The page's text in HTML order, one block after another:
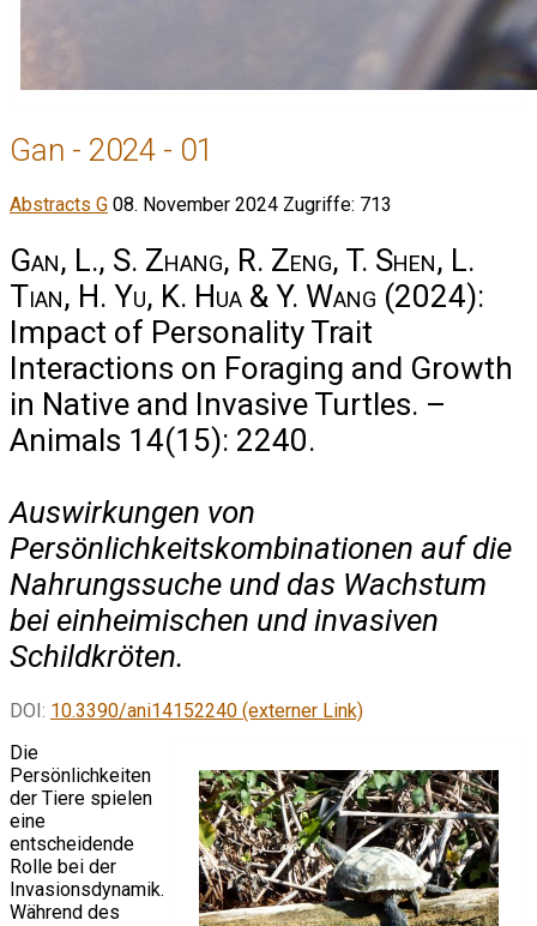
Gan - 2024 - 01
Abstracts G 08. November 2024 Zugriffe: 713
Gan, L., S. Zhang, R. Zeng, T. Shen, L.
Tian, H. Yu, K. Hua & Y. Wang (2024):
Impact of Personality Trait
Interactions on Foraging and Growth
in Native and Invasive Turtles. –
Animals 14(15): 2240.
Auswirkungen von
Persönlichkeitskombinationen auf die
Nahrungssuche und das Wachstum
bei einheimischen und invasiven
Schildkröten.
DOI: 10.3390/ani14152240 (externer Link)
Die
Persönlichkeiten
der Tiere spielen
eine
entscheidende
Rolle bei der
Invasionsdynamik.
Während des